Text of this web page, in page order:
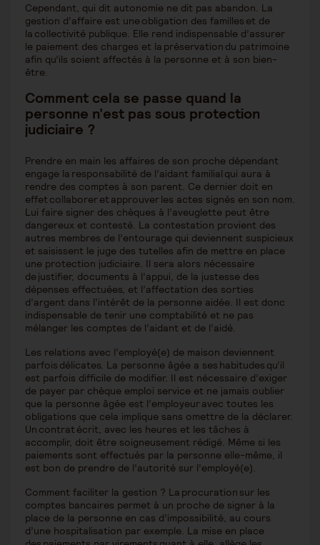
Cependant, qui dit autonomie ne dit pas abandon. La
gestion d’affaire est une obligation des familles et de
la collectivité publique. Elle rend indispensable d’assurer
le paiement des charges et la préservation du patrimoine
afin qu’ils soient affectés à la personne et à son bien-
être.
Comment cela se passe quand la
personne n’est pas sous protection
judiciaire ?
Prendre en main les affaires de son proche dépendant
engage la responsabilité de l’aidant familial qui aura à
rendre des comptes à son parent. Ce dernier doit en
effet collaborer et approuver les actes signés en son nom.
Lui faire signer des chèques à l’aveuglette peut être
dangereux et contesté. La contestation provient des
autres membres de l’entourage qui deviennent suspicieux
et saisissent le juge des tutelles afin de mettre en place
une protection judiciaire. Il sera alors nécessaire
de justifier, documents à l’appui, de la justesse des
dépenses effectuées, et l’affectation des sorties
d’argent dans l’intérêt de la personne aidée. Il est donc
indispensable de tenir une comptabilité et ne pas
mélanger les comptes de l’aidant et de l’aidé.
Les relations avec l’employé(e) de maison deviennent
parfois délicates. La personne âgée a ses habitudes qu’il
est parfois difficile de modifier. Il est nécessaire d’exiger
de payer par chèque emploi service et ne jamais oublier
que la personne âgée est l’employeur avec toutes les
obligations que cela implique sans omettre de la déclarer.
Un contrat écrit, avec les heures et les tâches à
accomplir, doit être soigneusement rédigé. Même si les
paiements sont effectués par la personne elle-même, il
est bon de prendre de l’autorité sur l’employé(e).
Comment faciliter la gestion ? La procuration sur les
comptes bancaires permet à un proche de signer à la
place de la personne en cas d’impossibilité, au cours
d’une hospitalisation par exemple. La mise en place